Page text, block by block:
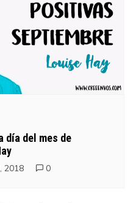
día del mes de
2018 0